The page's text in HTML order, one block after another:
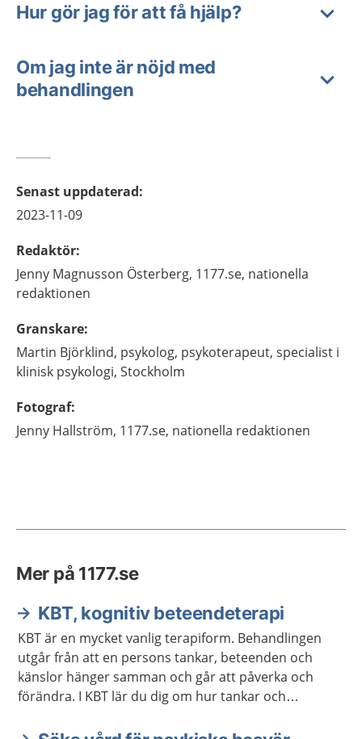
Hur gör jag för att få hjälp?
Om jag inte är nöjd med
behandlingen
Senast uppdaterad:
2023-11-09
Redaktör:
Jenny Magnusson Österberg, 1177.se, nationella
redaktionen
Granskare:
Martin Björklind, psykolog, psykoterapeut, specialist i
klinisk psykologi, Stockholm
Fotograf:
Jenny Hallström, 1177.se, nationella redaktionen
Mer på 1177.se
KBT, kognitiv beteendeterapi
KBT är en mycket vanlig terapiform. Behandlingen
utgår från att en persons tankar, beteenden och
känslor hänger samman och går att påverka och
förändra. I KBT lär du dig om hur tankar och